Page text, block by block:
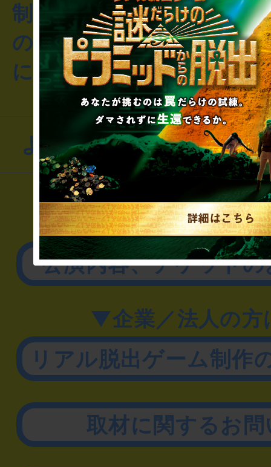
制作のご相談・コラボレ
のお客様からのご質問や
にお問い合わせください
よくあるお問い合わせ
▼一般のお客様
公演内容、チケット
▼企業／法人の方
リアル脱出ゲーム制作
取材に関するお